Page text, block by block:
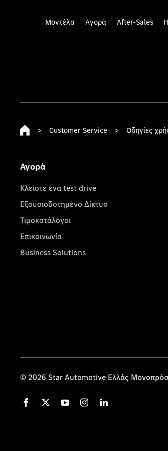
Μοντέλα Αγορά After-Sales
> Customer Service > Οδηγίες
Αγορά
Κλείστε ένα test drive
Εξουσιοδοτημένο Δίκτυο
Τιμοκατάλογοι
Επικοινωνία
Business Solutions
© 2026 Star Automotive Ελλάς